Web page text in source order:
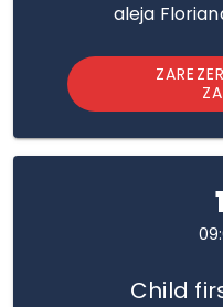
aleja
Child